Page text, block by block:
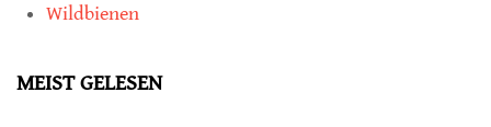
Wildbienen
MEIST GELESEN